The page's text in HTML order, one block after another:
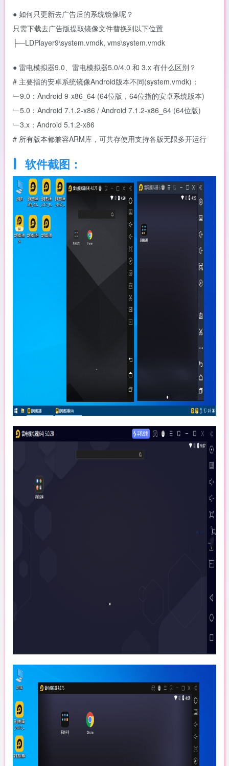
● 如何只更新去广告后的系统镜像呢？
只需下载去广告版提取镜像文件替换到以下位置
├—LDPlayer9\system.vmdk, vms\system.vmdk
● 雷电模拟器9.0、雷电模拟器5.0/4.0 和 3.x 有什么区别？
# 主要指的安卓系统镜像Android版本不同(system.vmdk)：
﹂9.0：Android 9-x86_64 (64位版，64位指的安卓系统版本)
﹂5.0：Android 7.1.2-x86 / Android 7.1.2-x86_64 (64位版)
﹂3.x：Android 5.1.2-x86
# 所有版本都兼容ARM库，可共存使用支持各版无限多开运行
软件截图：